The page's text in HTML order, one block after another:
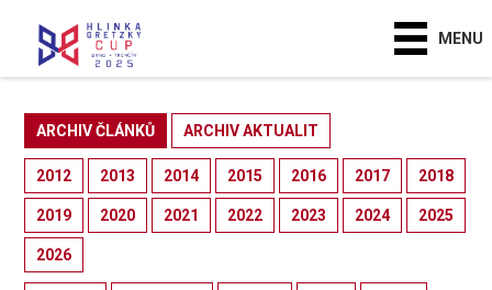
MENU
ARCHIV ČLÁNKŮ ARCHIV AKTUALIT
2012 2013 2014 2015 2016 2017 2018
2019 2020 2021 2022 2023 2024 2025
2026